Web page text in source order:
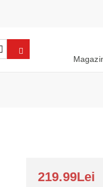
219.99Lei